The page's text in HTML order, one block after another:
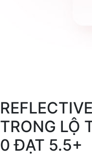
TRONG LỘ
0 ĐẠT 5.5+